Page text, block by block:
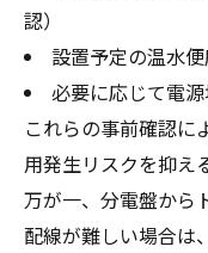
認）
設置予定の温水
必要に応じて電
これらの事前確認に
用発生リスクを抑え
万が一、分電盤から
配線が難しい場合は